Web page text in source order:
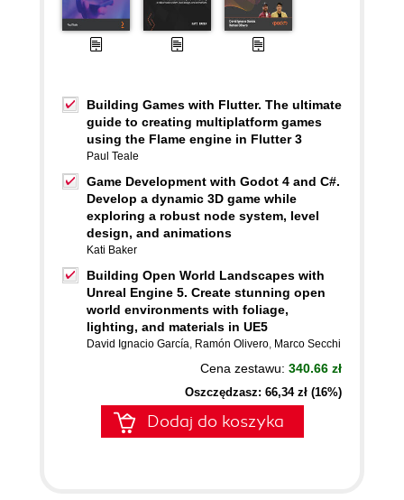
Building Games with Flutter. The ultimate
guide to creating multiplatform games
using the Flame engine in Flutter 3
Paul Teale
Game Development with Godot 4 and C#.
Develop a dynamic 3D game while
exploring a robust node system, level
design, and animations
Kati Baker
Building Open World Landscapes with
Unreal Engine 5. Create stunning open
world environments with foliage,
lighting, and materials in UE5
David Ignacio García, Ramón Olivero, Marco Secchi
Cena zestawu: 340.66 zł
Oszczędzasz: 66,34 zł (16%)
Dodaj do koszyka